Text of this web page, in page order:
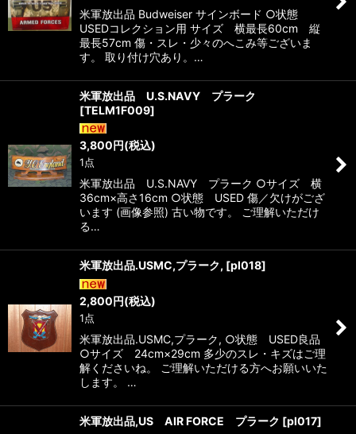
米軍放出品 Budweiser サインボード ○状態
USEDコレクション用 サイズ 横最長60cm 縦
最長57cm 傷・スレ・少々のへこみ等ございま
す。 取り付け穴あり。…
米軍放出品 U.S.NAVY プラーク
[TELM1F009]
3,800 円(税込)
1点
米軍放出品 U.S.NAVY プラーク ○サイズ 横
36cm×高さ16cm ○状態 USED 傷／欠けがござ
います (画像参照) 古い物です。 ご理解いただけ
る…
米軍放出品.USMC,プラーク, [pl018]
2,800円(税込)
1点
米軍放出品.USMC,プラーク, ○状態 USED良品
○サイズ 24cm×29cm 多少のスレ・キズはご理
解くださいね。 ご理解いただける方へお願いいた
します。 …
米軍放出品,US AIR FORCE プラーク [pl017]